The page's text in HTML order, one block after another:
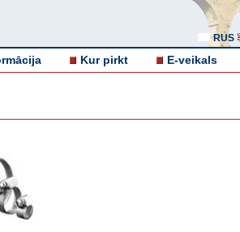
RUS
Kur pirkt E-veikals